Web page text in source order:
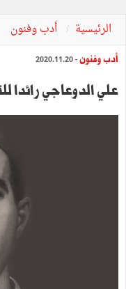
الرئيسية أدب وفنون
أدب وفنون- 2020.11.20
علي الدوعاجي رائدا